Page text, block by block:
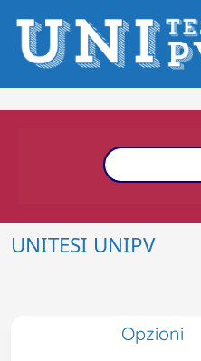
UNITESI UNIPV
Opzioni